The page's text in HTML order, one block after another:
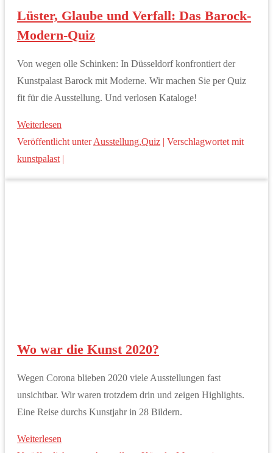
Lüster, Glaube und Verfall: Das Barock-
Modern-Quiz
Von wegen olle Schinken: In Düsseldorf konfrontiert der
Kunstpalast Barock mit Moderne. Wir machen Sie per Quiz
fit für die Ausstellung. Und verlosen Kataloge!
Weiterlesen
Veröffentlicht unter Ausstellung,Quiz | Verschlagwortet mit
kunstpalast |
Wo war die Kunst 2020?
Wegen Corona blieben 2020 viele Ausstellungen fast
unsichtbar. Wir waren trotzdem drin und zeigen Highlights.
Eine Reise durchs Kunstjahr in 28 Bildern.
Weiterlesen